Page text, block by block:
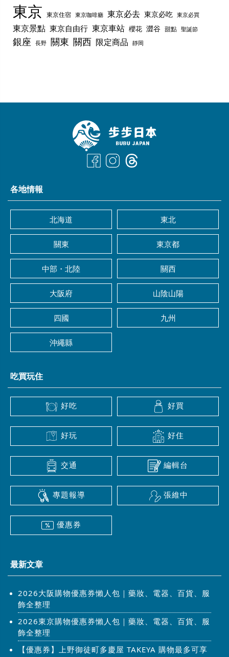
東京 東京住宿 東京咖啡廳 東京必去 東京必吃 東京必買
東京景點 東京自由行 東京車站 櫻花 澀谷 甜點 聖誕節
銀座 長野 關東 關西 限定商品 靜岡
各地情報
北海道 東北
關東 東京都
中部・北陸 關西
大阪府 山陰山陽
四國 九州
沖繩縣
吃買玩住
好吃 好買
好玩 好住
交通 編輯台
專題報導 張維中
優惠券
最新文章
2026大阪購物優惠券懶人包｜藥妝、電器、百貨、服
飾全整理
2026東京購物優惠券懶人包｜藥妝、電器、百貨、服
飾全整理
【優惠券】上野御徒町多慶屋 TAKEYA 購物最多可享